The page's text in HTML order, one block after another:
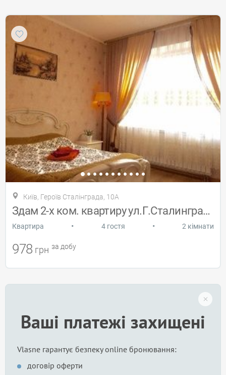
Київ, Героїв Сталінграда, 10А
Здам 2-х ком. квартиру ул.Г.Сталинграда,
Квартира • 4 гостя • 2 кімнати
978 грн за добу
Ваші платежі захищені
Vlasne гарантує безпеку online бронювання:
договір оферти